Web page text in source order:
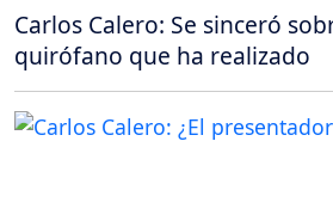
Carlos Calero: Se sinceró
quirófano que ha realizado